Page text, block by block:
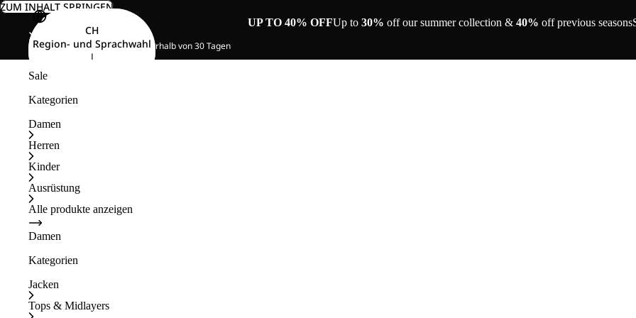
ZUM INHALT SPRINGEN
UP TO 40% OFFUp to 30% off our summer collection & 40% off previous seasons
Kostenlose Rücksendung innerhalb von 30 Tagen
CH
Region- und Sprachwahl
|
Sale
Kategorien
Damen
Herren
Kinder
Ausrüstung
Alle produkte anzeigen
Damen
Kategorien
Jacken
Tops & Midlayers